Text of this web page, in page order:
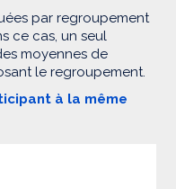
par regroupement
ce cas, un seul
moyennes de
le regroupement.
à la même